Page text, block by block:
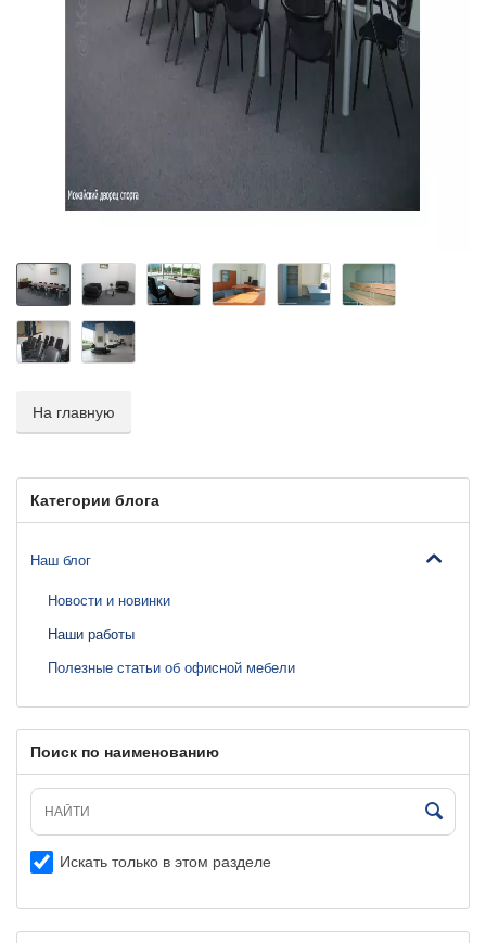
На главную
Категории блога
Наш блог
Новости и новинки
Наши работы
Полезные статьи об офисной мебели
Поиск по наименованию
Искать только в этом разделе